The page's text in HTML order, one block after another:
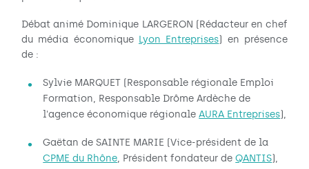
Débat animé Dominique LARGERON (Rédacteur en chef
du média économique Lyon Entreprises) en présence
de :
Sylvie MARQUET (Responsable régionale Emploi
Formation, Responsable Drôme Ardèche de
l'agence économique régionaleAURA Entreprises),
Gaëtan de SAINTE MARIE (Vice-président de la
CPME du Rhône, Président fondateur deQANTIS),